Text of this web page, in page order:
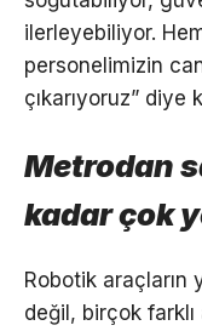
ilerleyebiliyor.
personelimizin
çıkarıyoruz” diye
Metrodan
kadar çok
Robotik araçların
değil, birçok